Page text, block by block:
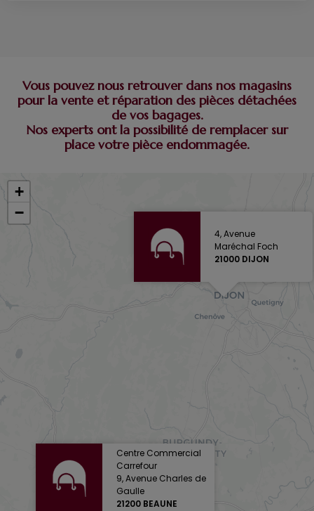
Vous pouvez nous retrouver dans nos magasins
pour la vente et réparation des pièces détachées
de vos bagages.
Nos experts ont la possibilité de remplacer sur
place votre pièce endommagée.
4, Avenue
Maréchal Foch
21000 DIJON
Centre Commercial
Carrefour
9, Avenue Charles de
Gaulle
21200 BEAUNE
+
−